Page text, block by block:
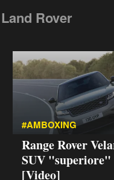
Rover
#AMBOXING
Range Rover
SUV "superiore"
[Video]